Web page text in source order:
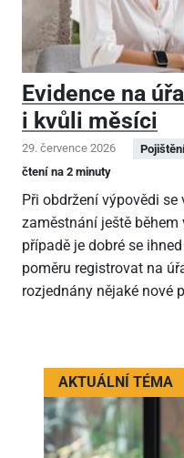
Evidence na
i kvůli měsíci
29. července 2026
čtení na 2 minuty
Při obdržení výpovědi
zaměstnání ještě
případě je dobré se
poměru registrovat na
rozjednány nějaké nové
AKTUÁLNÍ TÉMA